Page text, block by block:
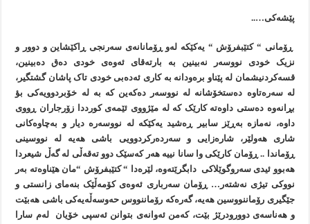
پێشەکی…..
ڕۆمانی “ کتێبفرۆش “ يەکێکە لەو ڕۆمانانەی سەرنجی ڕاکێشاين و دوور و
نزيک خودی نووسەر نەبينين بە بارتەقای ئەوەی خودی دەق دەبينين،
قسەکردنيشمان لە پێناو برەودانە بە کاری ئەدەبی خودی تاک پاشان گشتگير،
لە سەرەتاوە دەستخۆشانە لە نووسەر دەکەين کە بە لە خۆبردوويەکی بؤ
بڕانەوە دەستی داوەتە کارێک کە لە مێژووی ئێمەی کورددا زۆرجاران ڕووی
داوە، نەمازە بەڕێز سابير ڕەشيد يەکێکە لە نووسەرە ديار و بەچاوەکانی
شاری هەولێر، شارەزایی و سەردەرکردوویی باشی هەيە لە نووسينی
ڕۆماندا .. ڕۆمان کارێکی وا سانا نييە هەر کەسێک دوو تەقەڵی لە گەڵ شيعردا
هەبوو ئيدی سەروگوێلاکی دابگرێتەوە، لێرەدا “ کتێبفرۆش “مان هێناوەتە بەر
نووکی تيژی نەشتەر… ڕۆمان سەرباری ئەوەی کۆمەڵێک بنەمای زانستی و
جێگيری رۆماننووسين هەيە، گەرەکە رۆماننووس حەوسەڵەيەکی باشی هەبێت
و هەناسەی دوورودرێژ بێت، کەمن ئەوانەی بتوانن ئەسپی خۆيان لەم سارا